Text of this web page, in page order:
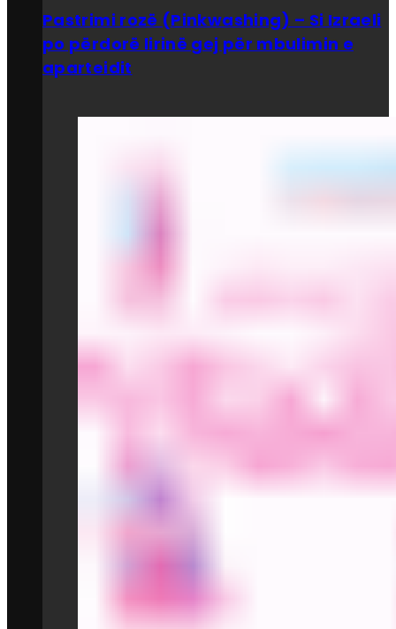
Pastrimi rozë (Pinkwashing) – Si Izraeli
po përdorë lirinë gej për mbulimin e
aparteidit